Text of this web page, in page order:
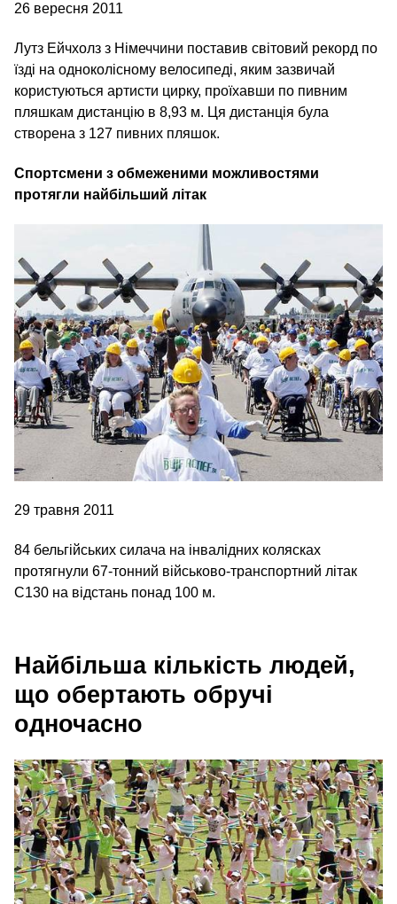
26 вересня 2011
Лутз Ейчхолз з Німеччини поставив світовий рекорд по
їзді на одноколісному велосипеді, яким зазвичай
користуються артисти цирку, проїхавши по пивним
пляшкам дистанцію в 8,93 м. Ця дистанція була
створена з 127 пивних пляшок.
Спортсмени з обмеженими можливостями
протягли найбільший літак
29 травня 2011
84 бельгійських силача на інвалідних колясках
протягнули 67-тонний військово-транспортний літак
C130 на відстань понад 100 м.
Найбільша кількість людей,
що обертають обручі
одночасно